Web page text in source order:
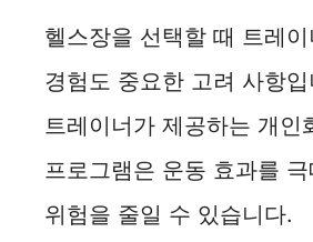
헬스장을 선택할 때 트레
경험도 중요한 고려 사항
트레이너가 제공하는 개인
프로그램은 운동 효과를
위험을 줄일 수 있습니다.